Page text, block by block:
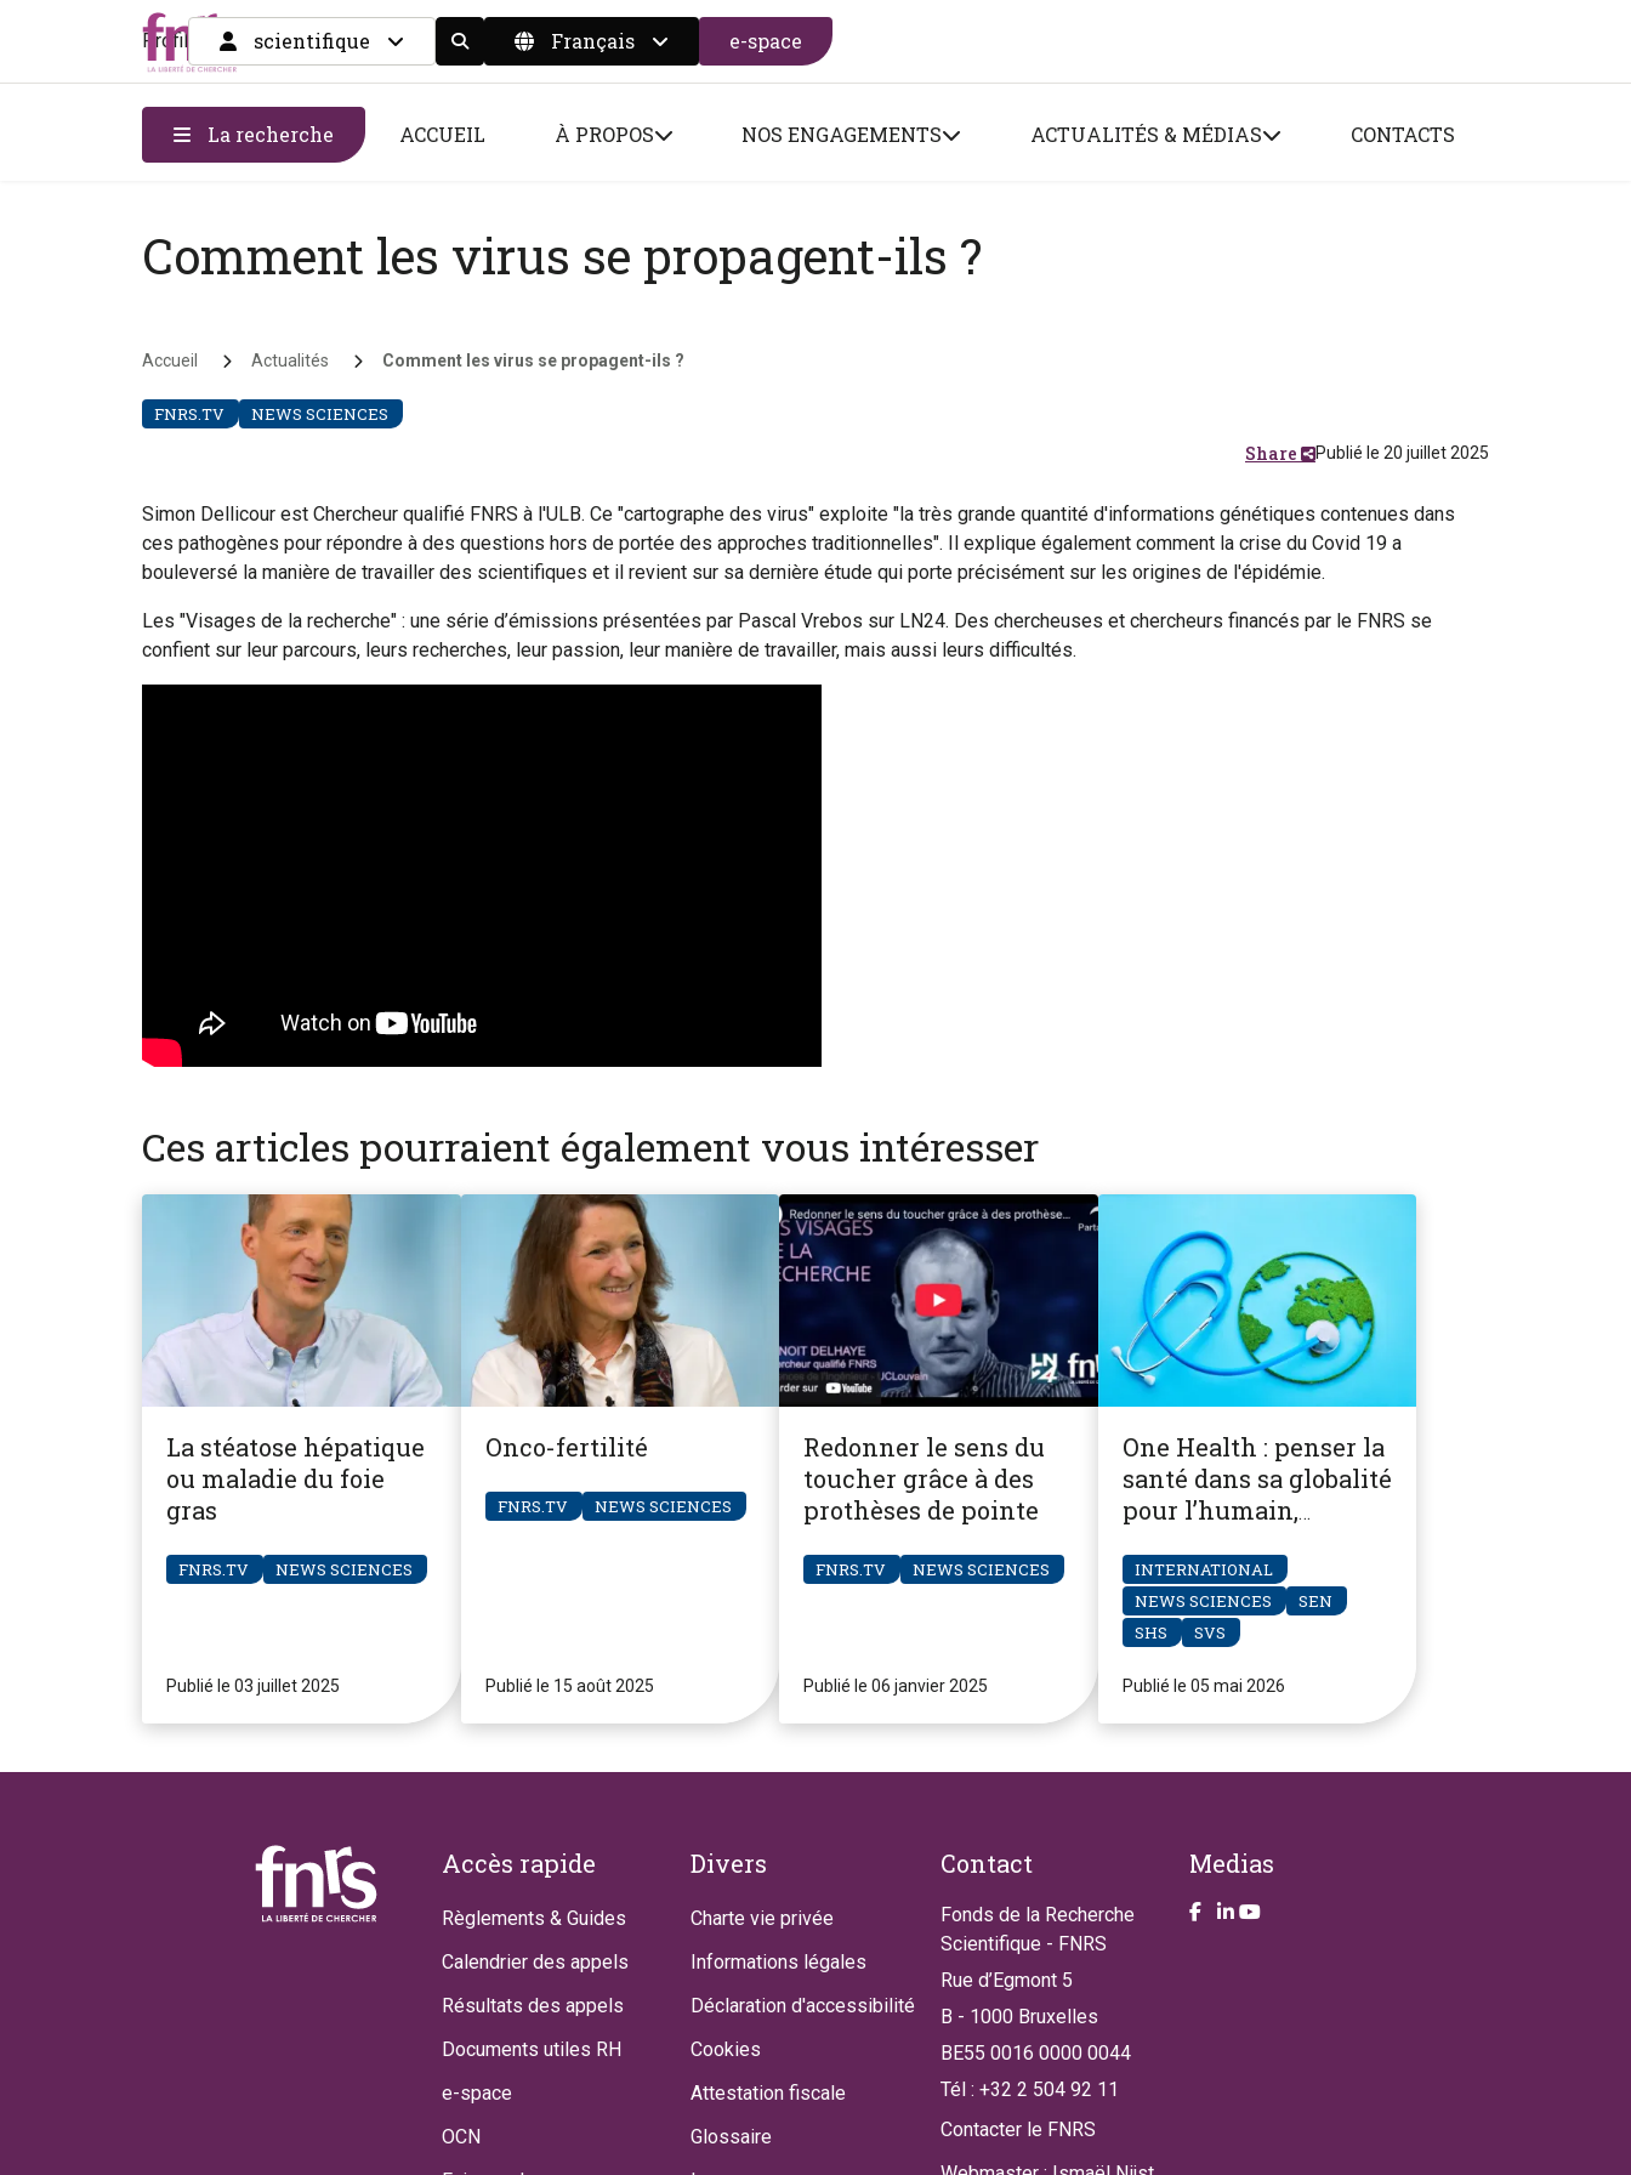
Profil scientifique Display the search form
Français e-space
La recherche ACCUEIL À PROPOS NOS ENGAGEMENTS ACTUALITÉS & MÉDIAS CONTACTS
Comment les virus se propagent-ils ?
Fil d'Ariane
Accueil Actualités Comment les virus se propagent-ils ?
FNRS.TV NEWS SCIENCES
Publié le 20 juillet 2025
Share
Simon Dellicour est Chercheur qualifié FNRS à l'ULB. Ce "cartographe des virus" exploite "la très grande quantité d'informations génétiques contenues dans
ces pathogènes pour répondre à des questions hors de portée des approches traditionnelles". Il explique également comment la crise du Covid 19 a
bouleversé la manière de travailler des scientifiques et il revient sur sa dernière étude qui porte précisément sur les origines de l'épidémie.
Les "Visages de la recherche" : une série d’émissions présentées par Pascal Vrebos sur LN24. Des chercheuses et chercheurs financés par le FNRS se
confient sur leur parcours, leurs recherches, leur passion, leur manière de travailler, mais aussi leurs difficultés.
Ces articles pourraient également vous intéresser
La stéatose hépatique
ou maladie du foie
gras
FNRS.TV NEWS SCIENCES
Publié le 03 juillet 2025
Onco-fertilité
FNRS.TV NEWS SCIENCES
Publié le 15 août 2025
Redonner le sens du
toucher grâce à des
prothèses de pointe
FNRS.TV NEWS SCIENCES
Publié le 06 janvier 2025
One Health : penser la
santé dans sa globalité
pour l’humain,
écosystèmes
INTERNATIONAL
NEWS SCIENCES
SEN
SHS
SVS
Publié le 05 mai 2026
Footer
Accès rapide
Règlements & Guides
Calendrier des appels
Résultats des appels
Documents utiles RH
e-space
OCN
Divers
Charte vie privée
Informations légales
Déclaration d'accessibilité
Cookies
Attestation fiscale
Glossaire
Contact
Fonds de la Recherche
Scientifique - FNRS
Rue d’Egmont 5
B - 1000 Bruxelles
BE55 0016 0000 0044
Tél : +32 2 504 92 11
Contacter le FNRS
Medias
Take a look on our facebook page
Take a look on our LinkendIn page